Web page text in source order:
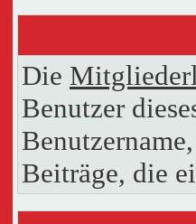
Die
Benutzer
Beiträge, die